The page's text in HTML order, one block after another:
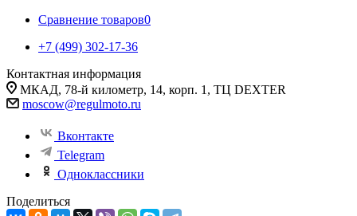
Сравнение товаров0
+7 (499) 302-17-36
Контактная информация
МКАД, 78-й километр, 14, корп. 1, ТЦ DEXTER
moscow@regulmoto.ru
Вконтакте
Telegram
Одноклассники
Поделиться